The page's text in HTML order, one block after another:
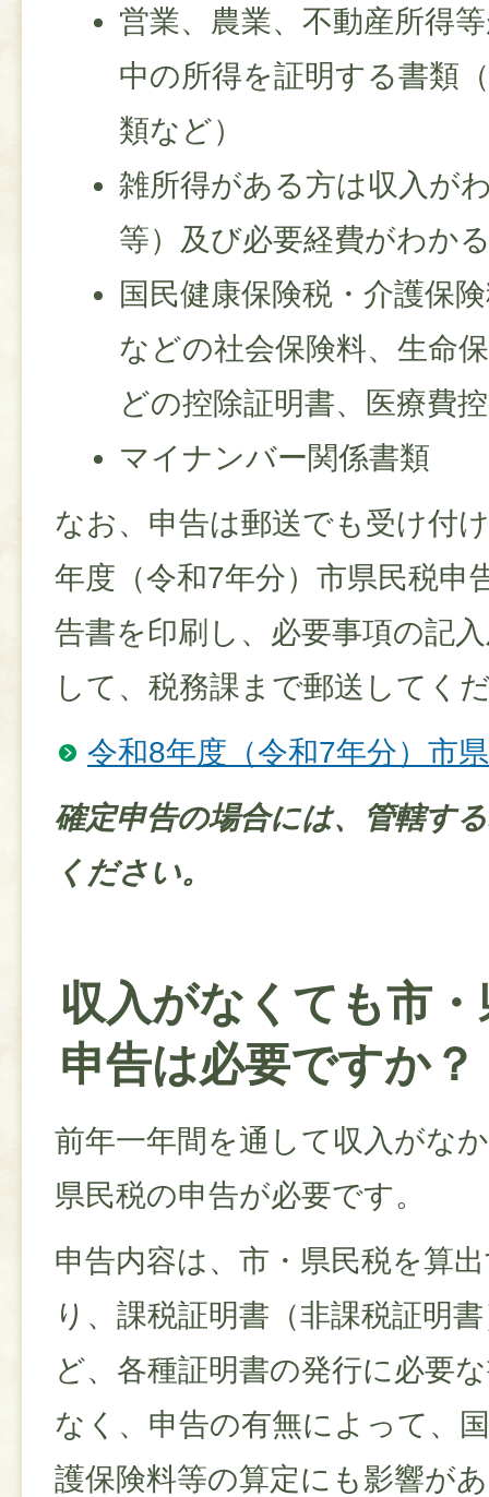
営業、農業、不動産所得
中の所得を証明する書類
類など）
雑所得がある方は収入が
等）及び必要経費がわか
国民健康保険税・介護保
などの社会保険料、生命
どの控除証明書、医療費
マイナンバー関係書類
なお、申告は郵送でも受け付
年度（令和7年分）市県民税申
告書を印刷し、必要事項の記
して、税務課まで郵送してく
令和8年度（令和7年分）市
確定申告の場合には、管轄す
ください。
収入がなくても市
申告は必要ですか？
前年一年間を通して収入がな
県民税の申告が必要です。
申告内容は、市・県民税を算
り、課税証明書（非課税証明
ど、各種証明書の発行に必要
なく、申告の有無によって、
護保険料等の算定にも影響が